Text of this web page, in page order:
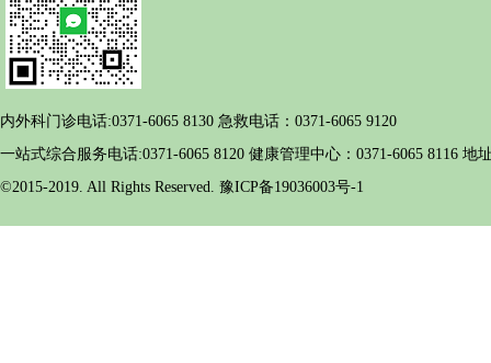
内外科门诊电话:0371-6065 8130 急救电话：0371-6065 9120
一站式综合服务电话:0371-6065 8120 健康管理中心：0371-6065 8116
©2015-2019. All Rights Reserved. 豫ICP备19036003号-1